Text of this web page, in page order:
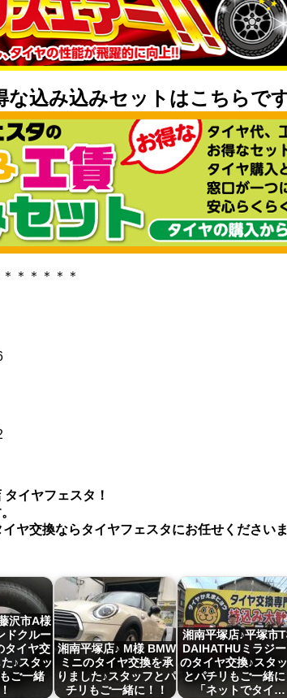
込み込みセットはこちらで
＊＊＊＊＊
イヤフェスタ！
ヤ交換ならタイヤフェスタにお任せください
沢市A様
ドクルー
タイヤ交
♪スタッ
ご一緒
湘南平塚店♪ M様 BMW
ミニのタイヤ交換を承
りました♪スタッフとパ
チリもご一緒に！！
湘南平塚店♪平塚市
DAIHATHUミラジー
のタイヤ交換♪スタ
とパチリもご一緒に
「ネットでタイ…